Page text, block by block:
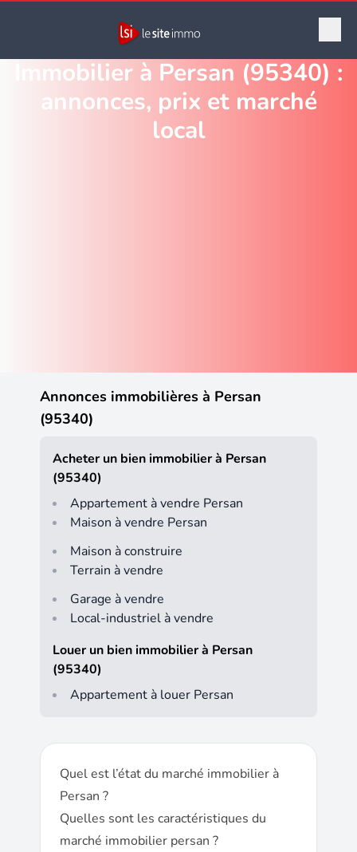
Immobilier à Persan (95340) :
annonces, prix et marché
local
Annonces immobilières à Persan
(95340)
Acheter un bien immobilier à Persan
(95340)
Appartement à vendre Persan
Maison à vendre Persan
Maison à construire
Terrain à vendre
Garage à vendre
Local-industriel à vendre
Louer un bien immobilier à Persan
(95340)
Appartement à louer Persan
Quel est l’état du marché immobilier à
Persan ?
Quelles sont les caractéristiques du
marché immobilier persan ?